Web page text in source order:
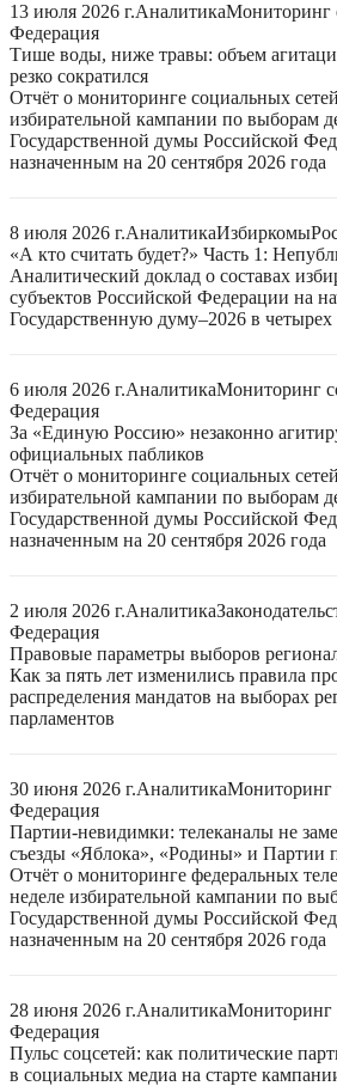
13 июля 2026 г.АналитикаМониторинг
Федерация
Тише воды, ниже травы: объем
резко сократился
Отчёт о мониторинге социальных
избирательной кампании по выборам
Государственной думы Российской
назначенным на 20 сентября 2026 года
8 июля 2026 г.АналитикаИзбиркомы
«А кто считать будет?» Часть 1:
Аналитический доклад о составах
субъектов Российской Федерации на
Государственную думу–2026 в четырех
6 июля 2026 г.АналитикаМониторинг
Федерация
За «Единую Россию» незаконно
официальных пабликов
Отчёт о мониторинге социальных
избирательной кампании по выборам
Государственной думы Российской
назначенным на 20 сентября 2026 года
2 июля 2026 г.Аналитика
Федерация
Правовые параметры выборов
Как за пять лет изменились правила
распределения мандатов на выборах
парламентов
30 июня 2026 г.АналитикаМониторинг
Федерация
Партии-невидимки: телеканалы не
съезды «Яблока», «Родины» и Партии
Отчёт о мониторинге федеральных
неделе избирательной кампании по
Государственной думы Российской
назначенным на 20 сентября 2026 года
28 июня 2026 г.АналитикаМониторинг
Федерация
Пульс соцсетей: как политические
в социальных медиа на старте